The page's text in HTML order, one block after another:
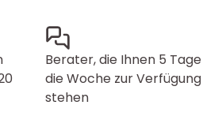
Berater, die Ihnen 5 Tage
die Woche zur Verfügung
stehen